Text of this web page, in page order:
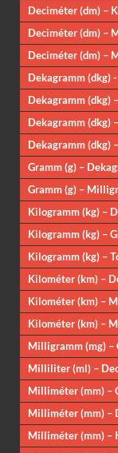
Deciméter (dm) –
Deciméter (dm) –
Deciméter (dm) –
Dekagramm (dkg)
Dekagramm (dkg)
Dekagramm (dkg)
Dekagramm (dkg)
Gramm (g) –
Gramm (g) –
Kilogramm (kg) –
Kilogramm (kg) –
Kilogramm (kg) –
Kilométer (km) –
Kilométer (km) –
Kilométer (km) –
Milligramm (mg) –
Milliliter (ml) –
Milliméter (mm) –
Milliméter (mm) –
Milliméter (mm) –